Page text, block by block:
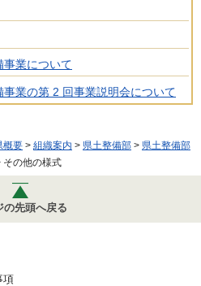
事業について
業の第 2 回事業説明会について
概要 > 組織案内 > 県土整備部 > 県土整備部
その他の様式
の先頭へ戻る
項